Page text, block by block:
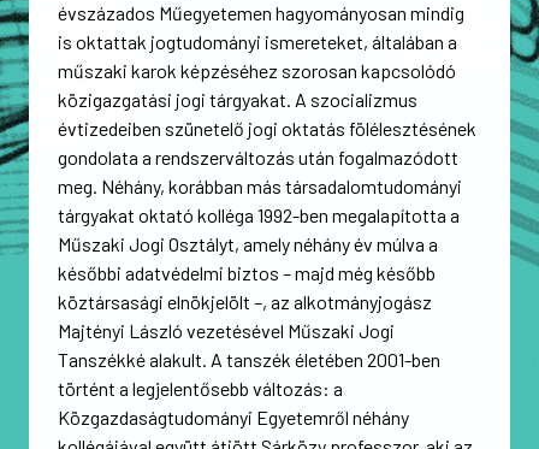
évszázados Műegyetemen hagyományosan mindig
is oktattak jogtudományi ismereteket, általában a
műszaki karok képzéséhez szorosan kapcsolódó
közigazgatási jogi tárgyakat. A szocializmus
évtizedeiben szünetelő jogi oktatás fölélesztésének
gondolata a rendszerváltozás után fogalmazódott
meg. Néhány, korábban más társadalomtudományi
tárgyakat oktató kolléga 1992-ben megalapította a
Műszaki Jogi Osztályt, amely néhány év múlva a
későbbi adatvédelmi biztos – majd még később
köztársasági elnökjelölt –, az alkotmányjogász
Majtényi László vezetésével Műszaki Jogi
Tanszékké alakult. A tanszék életében 2001-ben
történt a legjelentősebb változás: a
Közgazdaságtudományi Egyetemről néhány